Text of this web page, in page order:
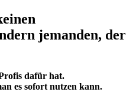
jemanden, der
dafür hat.
es sofort nutzen kann.